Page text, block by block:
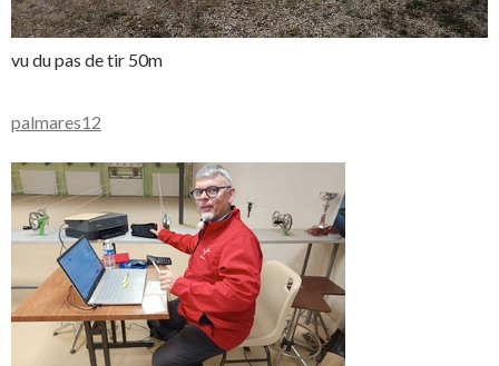
vu du pas de tir 50m
palmares12